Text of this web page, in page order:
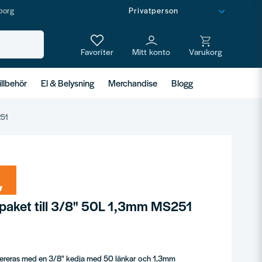
El & Belysning Merchandise Blogg
till 3/8" 50L 1,3mm MS251
med en 3/8" kedja med 50 länkar och 1,3mm